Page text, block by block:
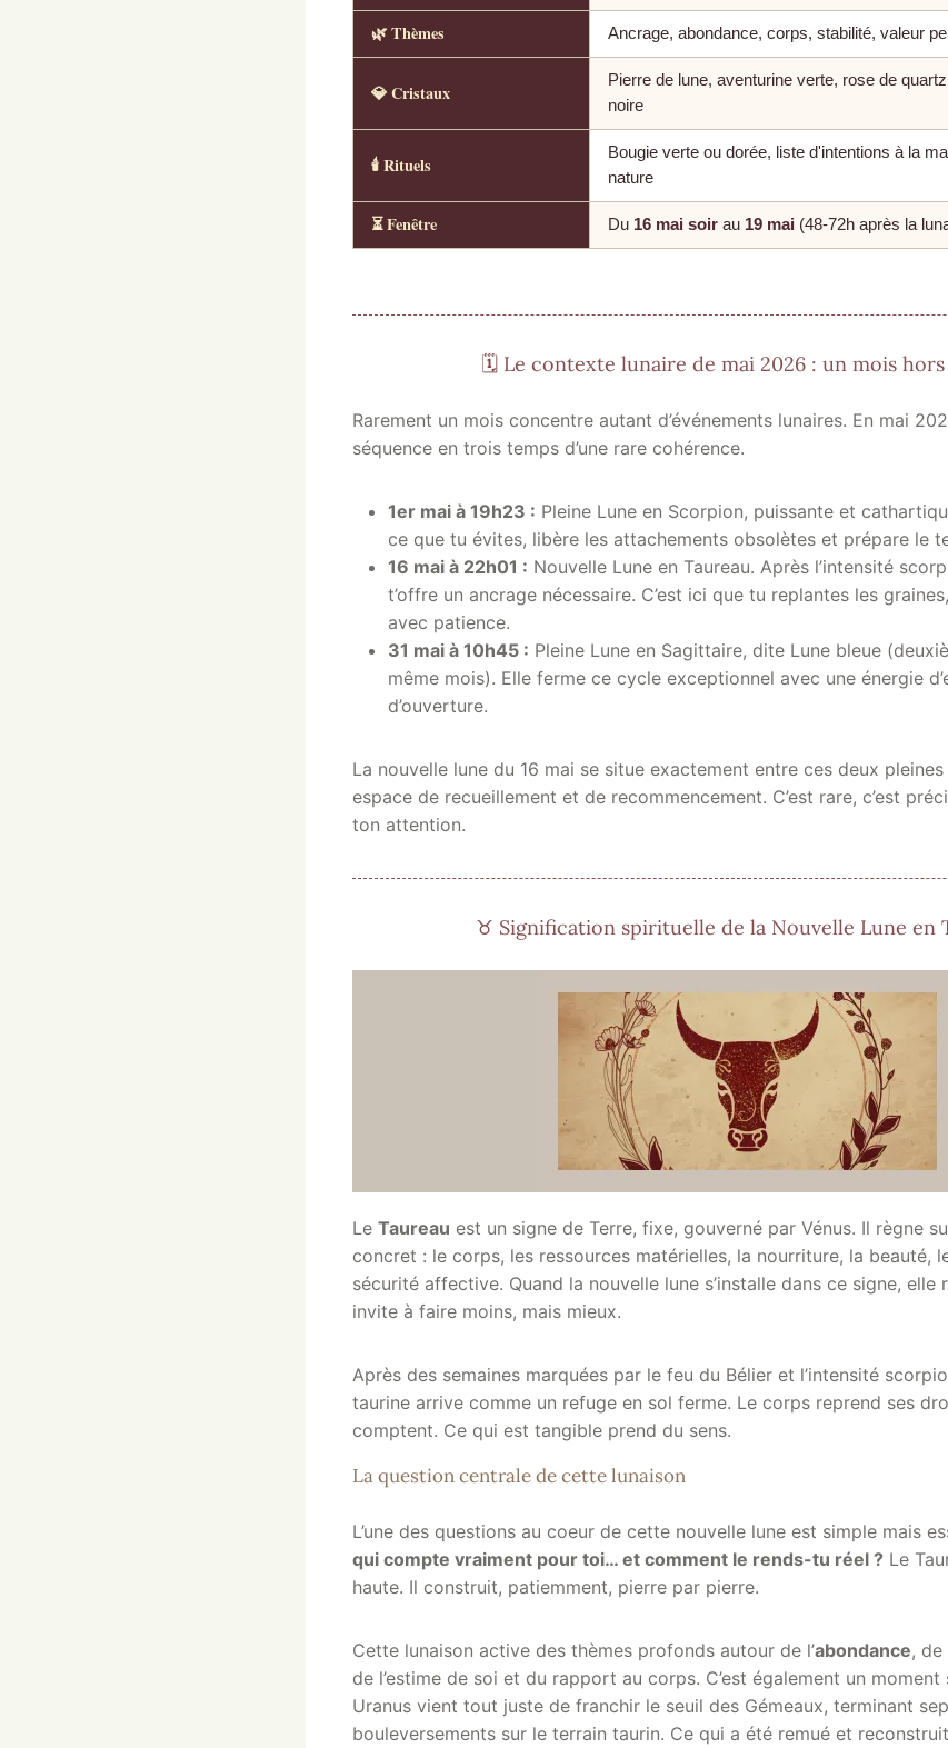
🌿 Thèmes Ancrage, abondance, corps, stabilité, valeur
💎 Cristaux
Pierre de lune, aventurine verte, rose de
noire
🕯️ Rituels
Bougie verte ou dorée, liste d'intentions à la
nature
⏳ Fenêtre Du 16 mai soir au 19 mai (48-72h après la
🗓️ Le contexte lunaire de mai 2026 : un mois
Rarement un mois concentre autant d’événements lunaires. En mai
séquence en trois temps d’une rare cohérence.
1er mai à 19h23 : Pleine Lune en Scorpion, puissante et
ce que tu évites, libère les attachements obsolètes et prépare le
16 mai à 22h01 : Nouvelle Lune en Taureau. Après l’intensité
t’offre un ancrage nécessaire. C’est ici que tu replantes les
avec patience.
31 mai à 10h45 : Pleine Lune en Sagittaire, dite Lune bleue
même mois). Elle ferme ce cycle exceptionnel avec une énergie
d’ouverture.
La nouvelle lune du 16 mai se situe exactement entre ces deux
espace de recueillement et de recommencement. C’est rare, c’est
ton attention.
♉ Signification spirituelle de la Nouvelle Lune en
Le Taureau est un signe de Terre, fixe, gouverné par Vénus. Il règne
concret : le corps, les ressources matérielles, la nourriture, la beauté,
sécurité affective. Quand la nouvelle lune s’installe dans ce signe, elle
invite à faire moins, mais mieux.
Après des semaines marquées par le feu du Bélier et l’intensité
taurine arrive comme un refuge en sol ferme. Le corps reprend ses
comptent. Ce qui est tangible prend du sens.
La question centrale de cette lunaison
L’une des questions au coeur de cette nouvelle lune est simple mais
qui compte vraiment pour toi… et comment le rends-tu réel ? Le
haute. Il construit, patiemment, pierre par pierre.
Cette lunaison active des thèmes profonds autour de l’abondance, de
de l’estime de soi et du rapport au corps. C’est également un
Uranus vient tout juste de franchir le seuil des Gémeaux, terminant
bouleversements sur le terrain taurin. Ce qui a été remué et